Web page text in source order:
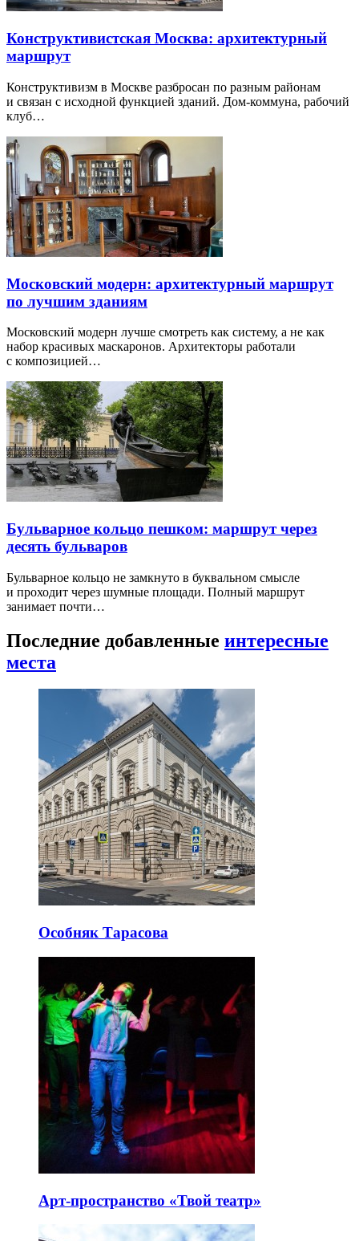
Конструктивистская Москва: архитектурный
маршрут
Конструктивизм в Москве разбросан по разным районам
и связан с исходной функцией зданий. Дом-коммуна, рабочий
клуб…
Московский модерн: архитектурный маршрут
по лучшим зданиям
Московский модерн лучше смотреть как систему, а не как
набор красивых маскаронов. Архитекторы работали
с композицией…
Бульварное кольцо пешком: маршрут через
десять бульваров
Бульварное кольцо не замкнуто в буквальном смысле
и проходит через шумные площади. Полный маршрут
занимает почти…
Последние добавленные интересные
места
Особняк Тарасова
Арт-пространство «Твой театр»